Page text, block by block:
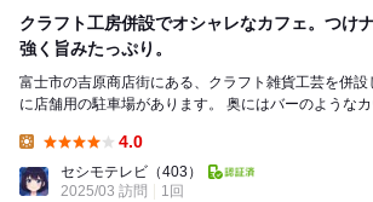
クラフト工房併設でオシャレなカフェ。つけ
強く旨みたっぷり。
富士市の吉原商店街にある、クラフト雑貨工芸を併
に店舗用の駐車場があります。 奥にはバーのようなカウンター席とテー
4.0
セシモテレビ （403）
2025/03 訪問
1回